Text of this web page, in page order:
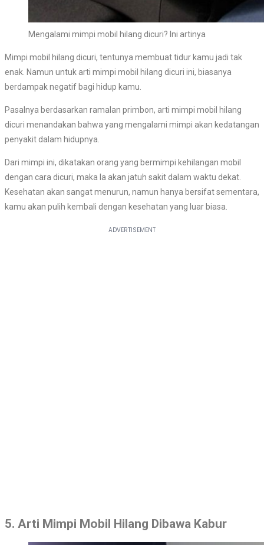
Mengalami mimpi mobil hilang dicuri? Ini artinya
Mimpi mobil hilang dicuri, tentunya membuat tidur kamu jadi tak
enak. Namun untuk arti mimpi mobil hilang dicuri ini, biasanya
berdampak negatif bagi hidup kamu.
Pasalnya berdasarkan ramalan primbon, arti mimpi mobil hilang
dicuri menandakan bahwa yang mengalami mimpi akan kedatangan
penyakit dalam hidupnya.
Dari mimpi ini, dikatakan orang yang bermimpi kehilangan mobil
dengan cara dicuri, maka Ia akan jatuh sakit dalam waktu dekat.
Kesehatan akan sangat menurun, namun hanya bersifat sementara,
kamu akan pulih kembali dengan kesehatan yang luar biasa.
5. Arti Mimpi Mobil Hilang Dibawa Kabur